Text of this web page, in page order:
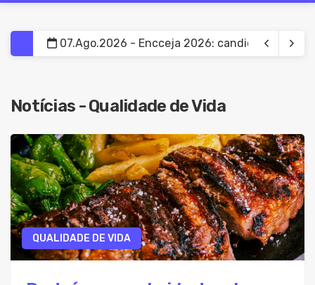
07.Ago.2026 - Poupança registra saída de R$
07.Ago.2026 - Azia frequente após as
07.Ago.2026 - Projeto permite que servidores
07.Ago.2026 - Metade dos brasileiros vê pais
07.Ago.2026 - IF Baiano abre seleção para
07.Ago.2026 - Lei Maria da Penha completa 20
07.Ago.2026 - Nova lei endurece punições
07.Ago.2026 - Cirurgias plásticas mamárias
Notícias - Qualidade de Vida
QUALIDADE DE VIDA